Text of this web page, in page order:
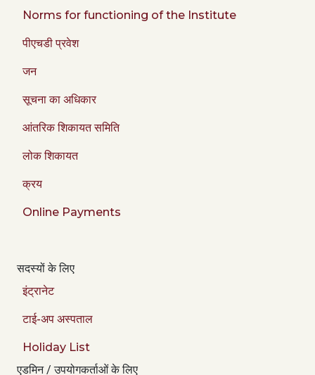
Norms for functioning of the Institute
पीएचडी प्रवेश
जन
सूचना का अधिकार
आंतरिक शिकायत समिति
लोक शिकायत
क्रय
Online Payments
सदस्यों के लिए
इंट्रानेट
टाई-अप अस्पताल
Holiday List
एडमिन / उपयोगकर्ताओं के लिए